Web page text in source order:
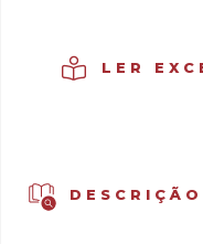
LER
DESCRIÇÃO